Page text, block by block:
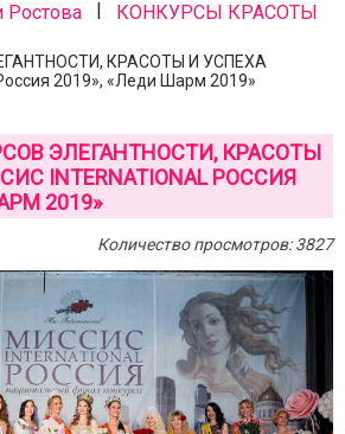
|
КОНКУРСЫ КРАСОТЫ
КРАСОТЫ И УСПЕХА
2019», «Леди Шарм 2019»
ЭЛЕГАНТНОСТИ, КРАСОТЫ
INTERNATIONAL РОССИЯ
2019»
Количество просмотров: 3827